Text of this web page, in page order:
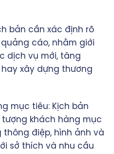
bản cần xác định rõ
cáo, nhằm giới
dịch vụ mới, tăng
xây dựng thương
mục tiêu: Kịch bản
khách hàng mục
điệp, hình ảnh và
sở thích và nhu cầu